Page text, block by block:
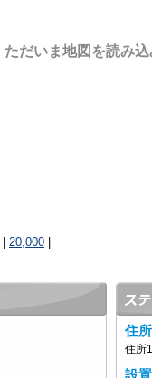
ただいま地図を読み
20,000
住所
住所1